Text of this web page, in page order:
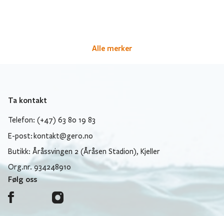
Alle merker
Ta kontakt
Telefon: (+47) 63 80 19 83
E-post: kontakt@gero.no
Butikk: Åråssvingen 2 (Åråsen Stadion), Kjeller
Org.nr. 934248910
Følg oss